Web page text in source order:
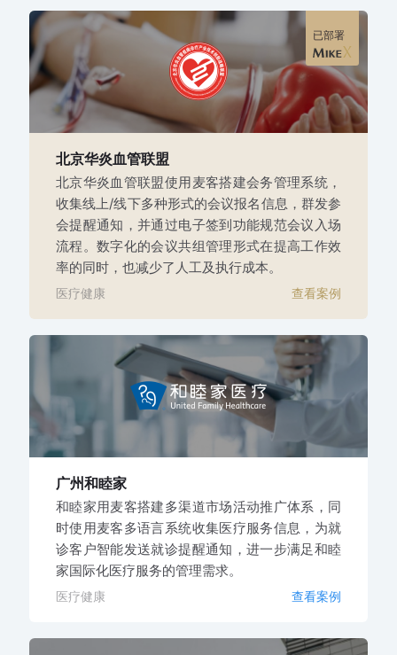
已部署
北京华炎血管联盟
北京华炎血管联盟使用麦客搭建会务管理系统，
收集线上/线下多种形式的会议报名信息，群发参
会提醒通知，并通过电子签到功能规范会议入场
流程。数字化的会议共组管理形式在提高工作效
率的同时，也减少了人工及执行成本。
医疗健康 查看案例
广州和睦家
和睦家用麦客搭建多渠道市场活动推广体系，同
时使用麦客多语言系统收集医疗服务信息，为就
诊客户智能发送就诊提醒通知，进一步满足和睦
家国际化医疗服务的管理需求。
医疗健康 查看案例